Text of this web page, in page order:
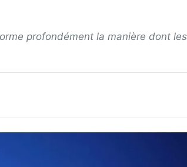
profondément la manière dont les